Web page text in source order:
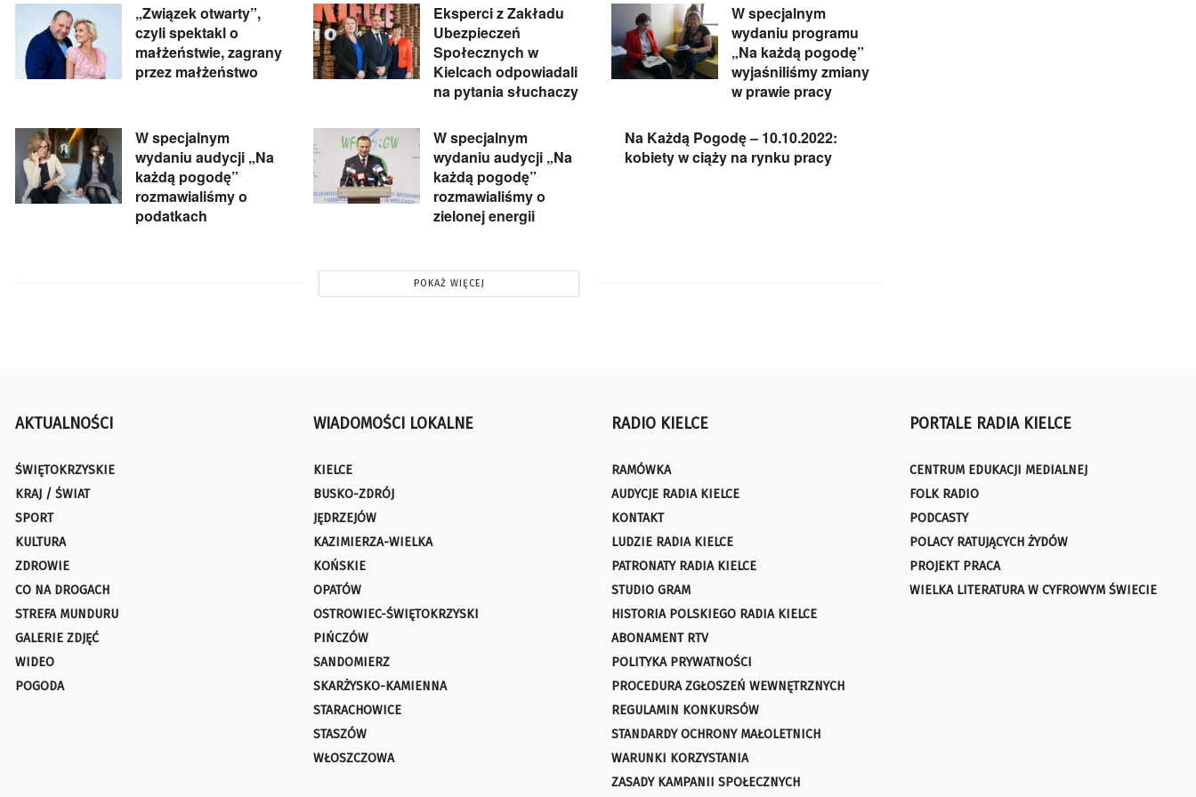
„Związek otwarty”,
czyli spektakl o
małżeństwie, zagrany
przez małżeństwo
Eksperci z Zakładu
Ubezpieczeń
Społecznych w
Kielcach odpowiadali
na pytania słuchaczy
W specjalnym
wydaniu programu
„Na każdą pogodę”
wyjaśniliśmy zmiany
w prawie pracy
W specjalnym
wydaniu audycji „Na
każdą pogodę”
rozmawialiśmy o
podatkach
W specjalnym
wydaniu audycji „Na
każdą pogodę”
rozmawialiśmy o
zielonej energii
Na Każdą Pogodę – 10.10.2022:
kobiety w ciąży na rynku pracy
POKAŻ WIĘCEJ
AKTUALNOŚCI
ŚWIĘTOKRZYSKIE
KRAJ / ŚWIAT
SPORT
KULTURA
ZDROWIE
CO NA DROGACH
STREFA MUNDURU
GALERIE ZDJĘĆ
WIDEO
POGODA
WIADOMOŚCI LOKALNE
KIELCE
BUSKO-ZDRÓJ
JĘDRZEJÓW
KAZIMIERZA-WIELKA
KOŃSKIE
OPATÓW
OSTROWIEC-ŚWIĘTOKRZYSKI
PIŃCZÓW
SANDOMIERZ
SKARŻYSKO-KAMIENNA
STARACHOWICE
STASZÓW
WŁOSZCZOWA
RADIO KIELCE
RAMÓWKA
AUDYCJE RADIA KIELCE
KONTAKT
LUDZIE RADIA KIELCE
PATRONATY RADIA KIELCE
STUDIO GRAM
HISTORIA POLSKIEGO RADIA KIELCE
ABONAMENT RTV
POLITYKA PRYWATNOŚCI
PROCEDURA ZGŁOSZEŃ WEWNĘTRZNYCH
REGULAMIN KONKURSÓW
STANDARDY OCHRONY MAŁOLETNICH
WARUNKI KORZYSTANIA
ZASADY KAMPANII SPOŁECZNYCH
PORTALE RADIA KIELCE
CENTRUM EDUKACJI MEDIALNEJ
FOLK RADIO
PODCASTY
POLACY RATUJĄCYCH ŻYDÓW
PROJEKT PRACA
WIELKA LITERATURA W CYFROWYM ŚWIECIE